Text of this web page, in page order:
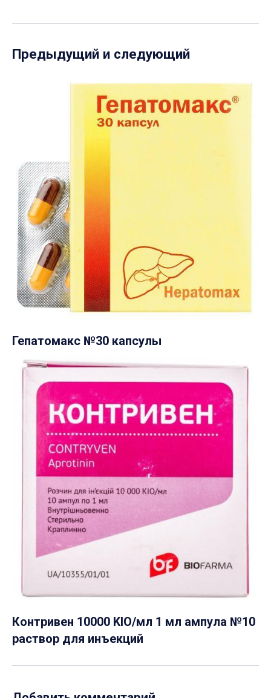
Предыдущий и следующий
Гепатомакс №30 капсулы
Контривен 10000 KIO/мл 1 мл ампула №10
раствор для инъекций